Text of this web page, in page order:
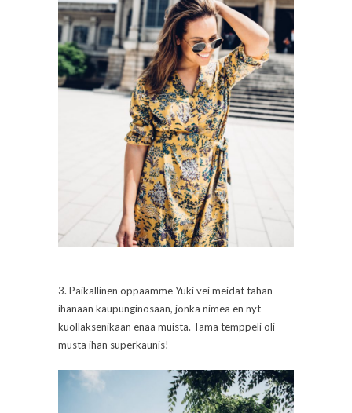
3. Paikallinen oppaamme Yuki vei meidät tähän
ihanaan kaupunginosaan, jonka nimeä en nyt
kuollaksenikaan enää muista. Tämä temppeli oli
musta ihan superkaunis!